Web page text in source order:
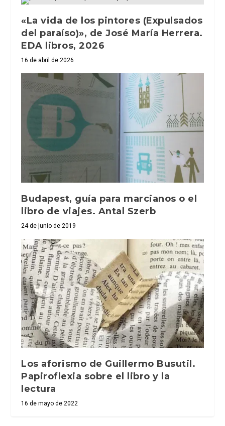
«La vida de los pintores (Expulsados
del paraíso)», de José María Herrera.
EDA libros, 2026
16 de abril de 2026
Budapest, guía para marcianos o el
libro de viajes. Antal Szerb
24 de junio de 2019
Los aforismo de Guillermo Busutil.
Papiroflexia sobre el libro y la
lectura
16 de mayo de 2022